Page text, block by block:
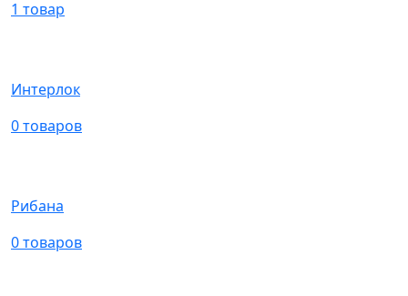
1 товар
Интерлок
0 товаров
Рибана
0 товаров